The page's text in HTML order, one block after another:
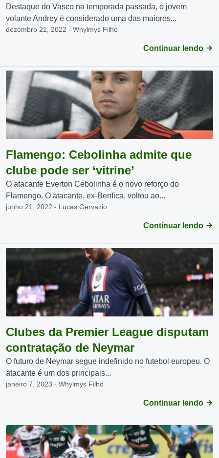
Destaque do Vasco na temporada passada, o jovem
volante Andrey é considerado uma das maiores...
dezembro 21, 2022 - Whylmys Filho
Continuar lendo
Flamengo: Cebolinha admite que
clube pode ser ‘vitrine’
O atacante Everton Cebolinha é o novo reforço do
Flamengo. O atacante, ex-Benfica, voltou ao...
junho 21, 2022 - Lucas Gervazio
Continuar lendo
Clubes da Premier League disputam
contratação de Neymar
O futuro de Neymar segue indefinido no futebol europeu. O
atacante é um dos principais...
janeiro 7, 2023 - Whylmys Filho
Continuar lendo